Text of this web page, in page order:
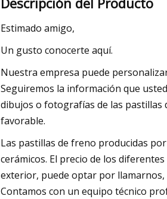
Estimado amigo,
Un gusto conocerte aquí.
Nuestra empresa puede
Seguiremos la información que
dibujos o fotografías de las pastillas
favorable.
Las pastillas de freno producidas
cerámicos. El precio de los
exterior, puede optar por
Contamos con un equipo técnico